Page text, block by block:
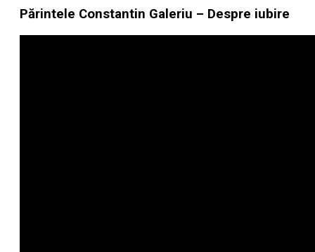
Părintele Constantin Galeriu – Despre iubire